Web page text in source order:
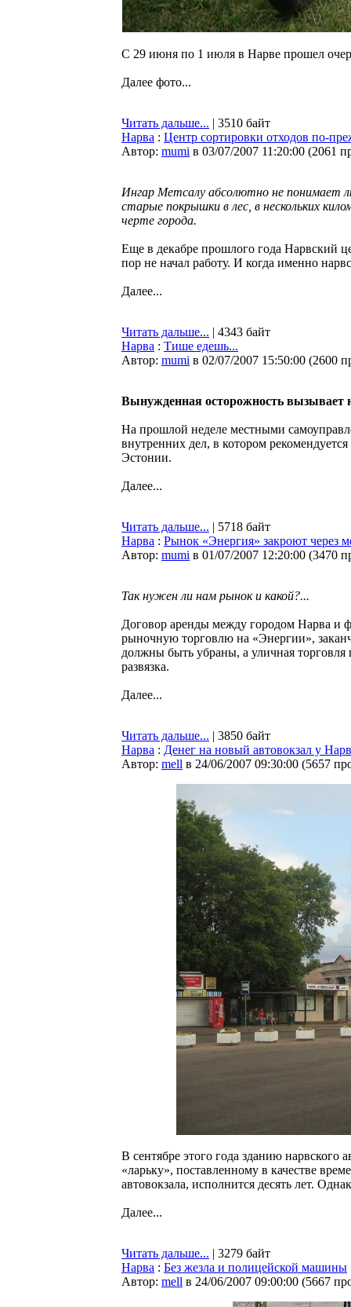
С 29 июня по 1 июля в Нарве прошел
Далее фото...
Читать дальше... | 3510 байт
Нарва : Центр сортировки отходов по-
Автор: mumi в 03/07/2007 11:20:00 (2061
Ингар Метсалу абсолютно не понимает
старые покрышки в лес, в нескольких
черте города.
Еще в декабре прошлого года Нарвский
пор не начал работу. И когда именно
Далее...
Читать дальше... | 4343 байт
Нарва : Тише едешь...
Автор: mumi в 02/07/2007 15:50:00 (2600
Вынужденная осторожность вызывает
На прошлой неделе местными
внутренних дел, в котором
Эстонии.
Далее...
Читать дальше... | 5718 байт
Нарва : Рынок «Энергия» закроют через
Автор: mumi в 01/07/2007 12:20:00 (3470
Так нужен ли нам рынок и какой?...
Договор аренды между городом Нарва и
рыночную торговлю на «Энергии»,
должны быть убраны, а уличная торговля
развязка.
Далее...
Читать дальше... | 3850 байт
Нарва : Денег на новый автовокзал у
Автор: mell в 24/06/2007 09:30:00 (5657
В сентябре этого года зданию нарвского
«ларьку», поставленному в качестве
автовокзала, исполнится десять лет.
Далее...
Читать дальше... | 3279 байт
Нарва : Без жезла и полицейской машины
Автор: mell в 24/06/2007 09:00:00 (5667